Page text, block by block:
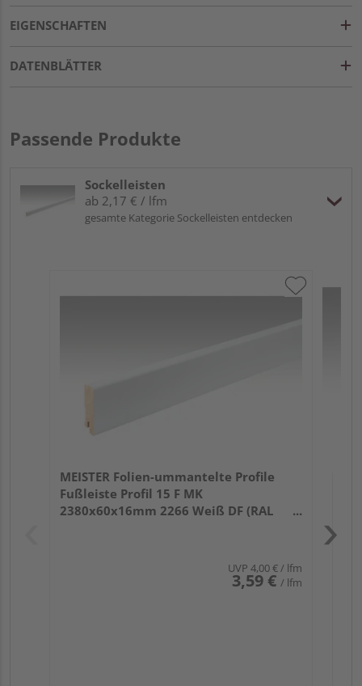
EIGENSCHAFTEN
DATENBLÄTTER
Passende Produkte
Sockelleisten
ab 2,17 € / lfm
gesamte Kategorie Sockelleisten entdecken
MEISTER Folien-ummantelte Profile
Fußleiste Profil 15 F MK
2380x60x16mm 2266 Weiß DF (RAL
UVP 4,00 €/ lfm
3,59 € / lfm